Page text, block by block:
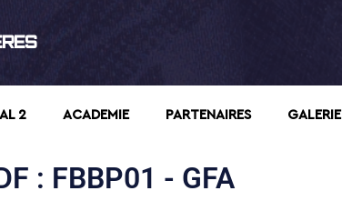
2 ACADEMIE PARTENAIRES GALERIE
: FBBP01 - GFA